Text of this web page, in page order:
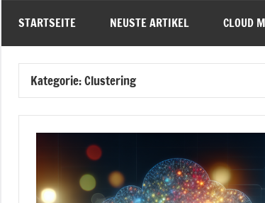
STARTSEITE NEUSTE ARTIKEL CLOUD
Kategorie:Clustering